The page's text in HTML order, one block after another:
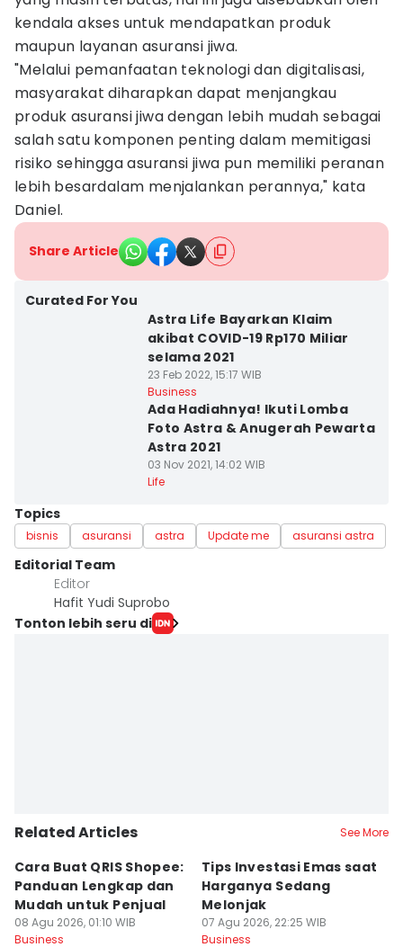
kendala akses untuk mendapatkan produk
maupun layanan asuransi jiwa.
"Melalui pemanfaatan teknologi dan digitalisasi,
masyarakat diharapkan dapat menjangkau
produk asuransi jiwa dengan lebih mudah sebagai
salah satu komponen penting dalam memitigasi
risiko sehingga asuransi jiwa pun memiliki peranan
lebih besardalam menjalankan perannya," kata
Daniel.
Share Article
Curated For You
Astra Life Bayarkan Klaim
akibat COVID-19 Rp170 Miliar
selama 2021
23 Feb 2022, 15:17 WIB
Business
Ada Hadiahnya! Ikuti Lomba
Foto Astra & Anugerah Pewarta
Astra 2021
03 Nov 2021, 14:02 WIB
Life
Topics
bisnis asuransi astra Update me asuransi astra
Editorial Team
Editor
Hafit Yudi Suprobo
Tonton lebih seru di
Related Articles See More
Cara Buat QRIS Shopee:
Panduan Lengkap dan
Mudah untuk Penjual
08 Agu 2026, 01:10 WIB
Business
Tips Investasi Emas saat
Harganya Sedang
Melonjak
07 Agu 2026, 22:25 WIB
Business